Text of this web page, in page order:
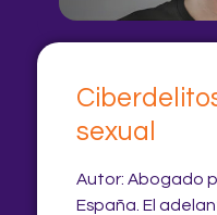
sexual
Autor: Abogado
España. El